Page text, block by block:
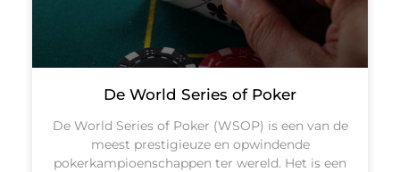
De World Series of Poker
De World Series of Poker (WSOP) is een van de
meest prestigieuze en opwindende
pokerkampioenschappen ter wereld. Het is een